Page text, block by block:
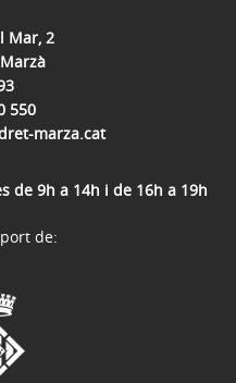
Mar, 2
550
marza.cat
de 9h a 14h i de 16h a 19h
de: